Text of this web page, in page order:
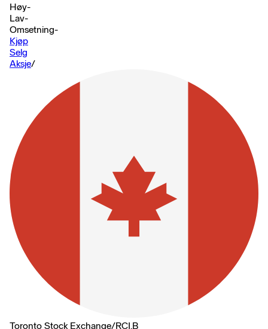
Høy-
Lav-
Omsetning-
Kjøp
Selg
Aksje/
Toronto Stock Exchange/RCI.B